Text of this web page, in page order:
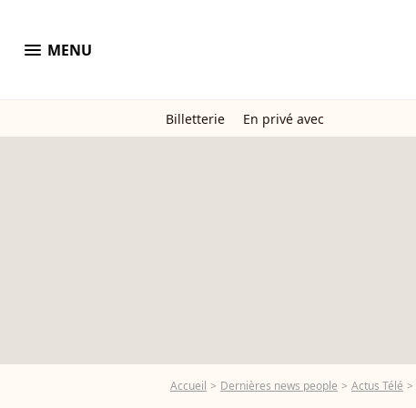
menu MENU
Billetterie En privé avec
Accueil Dernières news people Actus Télé